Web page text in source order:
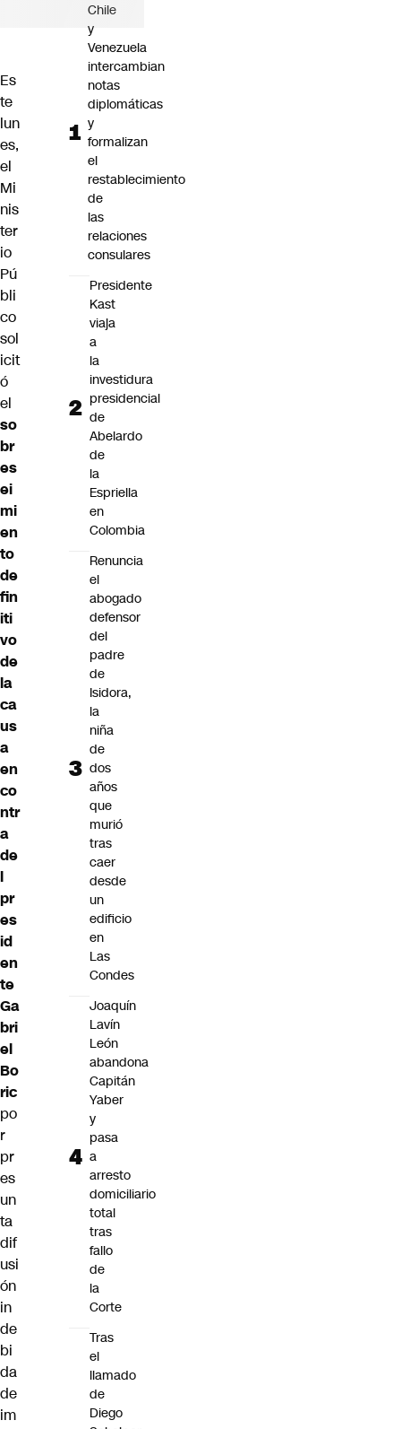
Es
te
lun
es,
el
Mi
nis
ter
io
Pú
bli
co
sol
icit
ó
el
so
br
es
ei
mi
en
to
de
fin
iti
vo
de
la
ca
us
a
en
co
ntr
a
de
l
pr
es
id
en
te
Ga
bri
el
Bo
ric
po
r
pr
es
un
ta
dif
usi
ón
in
de
bi
da
de
im
Chile
y
Venezuela
intercambian
notas
diplomáticas
y
formalizan
el
restablecimiento
de
las
relaciones
consulares
Presidente
Kast
viaja
a
la
investidura
presidencial
de
Abelardo
de
la
Espriella
en
Colombia
Renuncia
el
abogado
defensor
del
padre
de
Isidora,
la
niña
de
dos
años
que
murió
tras
caer
desde
un
edificio
en
Las
Condes
Joaquín
Lavín
León
abandona
Capitán
Yaber
y
pasa
a
arresto
domiciliario
total
tras
fallo
de
la
Corte
Tras
el
llamado
de
Diego